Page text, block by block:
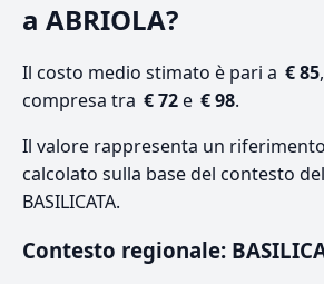
a ABRIOLA?
Il costo medio stimato è pari a € 85
compresa tra € 72e € 98.
Il valore rappresenta un
calcolato sulla base del contesto
BASILICATA.
Contesto regionale: